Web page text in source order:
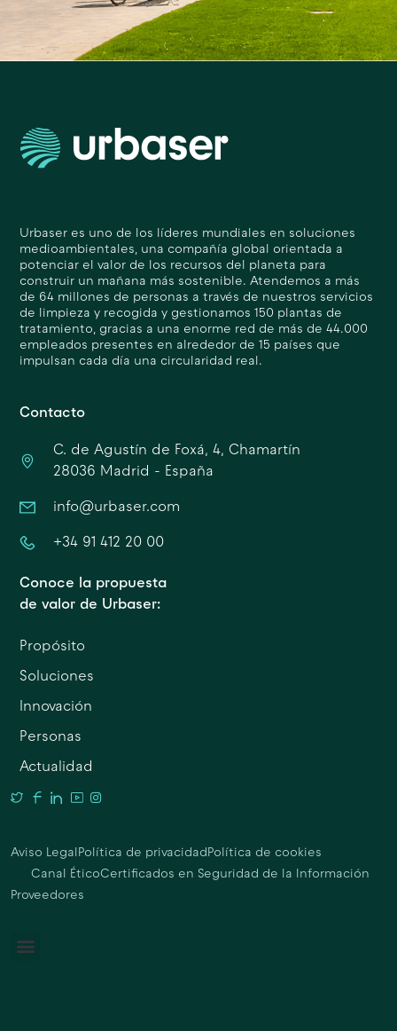
Urbaser es uno de los líderes mundiales en soluciones
medioambientales, una compañía global orientada a
potenciar el valor de los recursos del planeta para
construir un mañana más sostenible. Atendemos a más
de 64 millones de personas a través de nuestros servicios
de limpieza y recogida y gestionamos 150 plantas de
tratamiento, gracias a una enorme red de más de 44.000
empleados presentes en alrededor de 15 países que
impulsan cada día una circularidad real.
Contacto
C. de Agustín de Foxá, 4, Chamartín
28036 Madrid - España
info@urbaser.com
+34 91 412 20 00
Conoce la propuesta
de valor de Urbaser:
Propósito
Soluciones
Innovación
Personas
Actualidad
Aviso Legal Política de privacidad Política de cookies
Canal ÉticoCertificados en Seguridad de la Información
Proveedores